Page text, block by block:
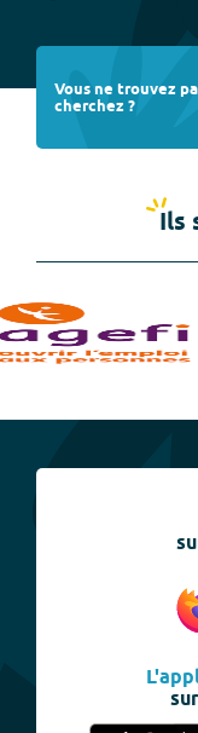
Vous ne trouvez
cherchez ?
Ils